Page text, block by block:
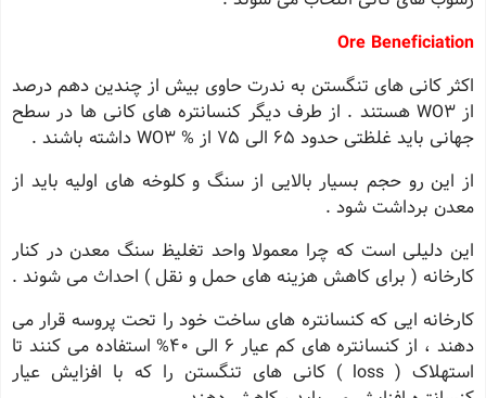
Ore Beneficiation
اکثر کانی های تنگستن به ندرت حاوی بیش از چندین دهم درصد
از WO3 هستند . از طرف دیگر کنسانتره های کانی ها در سطح
جهانی باید غلظتی حدود 65 الی 75 از % WO3 داشته باشند .
از این رو حجم بسیار بالایی از سنگ و کلوخه های اولیه باید از
معدن برداشت شود .
این دلیلی است که چرا معمولا واحد تغلیظ سنگ معدن در کنار
کارخانه ( برای کاهش هزینه های حمل و نقل ) احداث می شوند .
کارخانه ایی که کنسانتره های ساخت خود را تحت پروسه قرار می
دهند ، از کنسانتره های کم عیار 6 الی 40% استفاده می کنند تا
استهلاک ( loss ) کانی های تنگستن را که با افزایش عیار